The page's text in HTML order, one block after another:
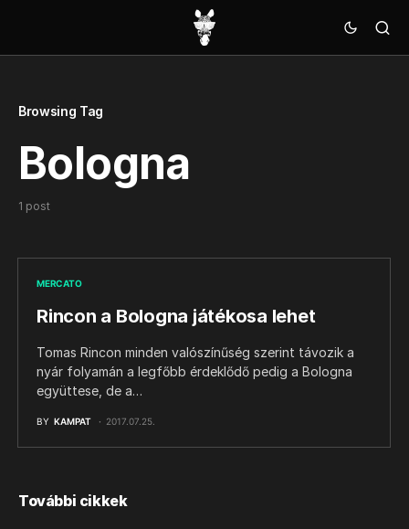
Browsing Tag
Bologna
1 post
MERCATO
Rincon a Bologna játékosa lehet
Tomas Rincon minden valószínűség szerint távozik a
nyár folyamán a legfőbb érdeklődő pedig a Bologna
együttese, de a…
BY KAMPAT 2017.07.25.
További cikkek